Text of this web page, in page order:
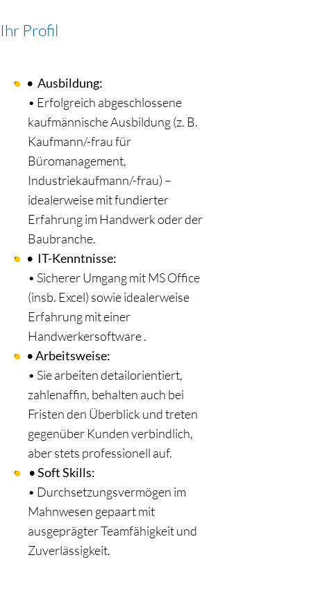
Ihr Profil
• Ausbildung:
• Erfolgreich abgeschlossene
kaufmännische Ausbildung (z. B.
Kaufmann/-frau für
Büromanagement,
Industriekaufmann/-frau) –
idealerweise mit fundierter
Erfahrung im Handwerk oder der
Baubranche.
• IT-Kenntnisse:
• Sicherer Umgang mit MS Office
(insb. Excel) sowie idealerweise
Erfahrung mit einer
Handwerkersoftware .
• Arbeitsweise:
• Sie arbeiten detailorientiert,
zahlenaffin, behalten auch bei
Fristen den Überblick und treten
gegenüber Kunden verbindlich,
aber stets professionell auf.
•Soft Skills:
• Durchsetzungsvermögen im
Mahnwesen gepaart mit
ausgeprägter Teamfähigkeit und
Zuverlässigkeit.